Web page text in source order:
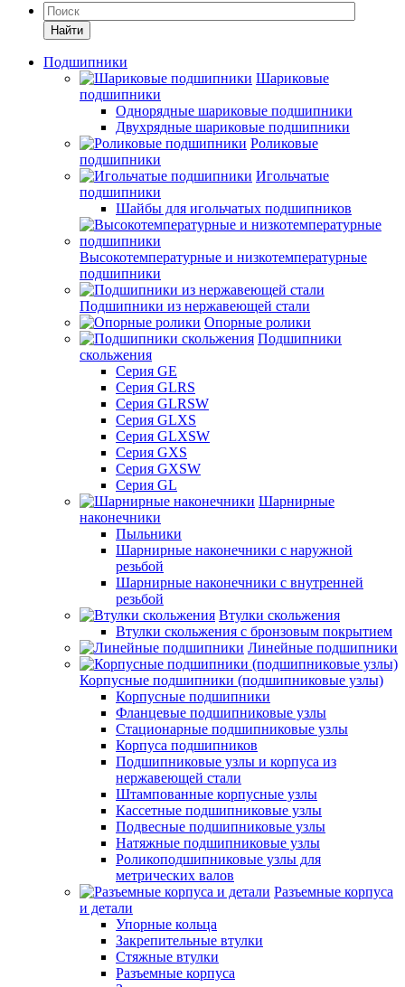
Найти
Подшипники
Шариковые
подшипники
Однорядные шариковые подшипники
Двухрядные шариковые подшипники
Роликовые
подшипники
Игольчатые
подшипники
Шайбы для игольчатых подшипников
Высокотемпературные и низкотемпературные
подшипники
Подшипники из нержавеющей стали
Опорные ролики
Подшипники
скольжения
Серия GE
Серия GLRS
Серия GLRSW
Серия GLXS
Серия GLXSW
Серия GXS
Серия GXSW
Серия GL
Шарнирные
наконечники
Пыльники
Шарнирные наконечники с наружной
резьбой
Шарнирные наконечники с внутренней
резьбой
Втулки скольжения
Втулки скольжения с бронзовым покрытием
Линейные подшипники
Корпусные подшипники (подшипниковые узлы)
Корпусные подшипники
Фланцевые подшипниковые узлы
Стационарные подшипниковые узлы
Корпуса подшипников
Подшипниковые узлы и корпуса из
нержавеющей стали
Штампованные корпусные узлы
Кассетные подшипниковые узлы
Подвесные подшипниковые узлы
Натяжные подшипниковые узлы
Роликоподшипниковые узлы для
метрических валов
Разъемные корпуса
и детали
Упорные кольца
Закрепительные втулки
Стяжные втулки
Разъемные корпуса